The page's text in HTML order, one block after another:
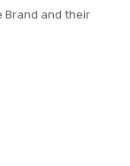
Brand and their